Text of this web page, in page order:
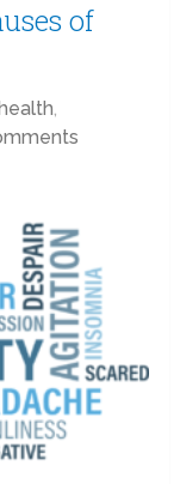
of
,